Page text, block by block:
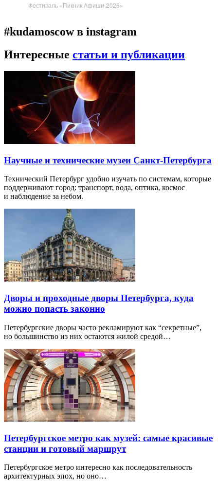
Фестиваль «Пикник Афиши-2026»
#kudamoscow в instagram
Интересные статьи и публикации
Научные и технические музеи Санкт-Петербурга
Технический Петербург удобно изучать по системам, которые
поддерживают город: транспорт, вода, оптика, космос
и наблюдение за небом.
Дворы и проходные дворы Петербурга, куда
можно попасть законно
Петербургские дворы часто рекламируют как “секретные”,
но большинство из них остаются жилой средой…
Петербургское метро как музей: самые красивые
станции и готовый маршрут
Петербургское метро интересно как последовательность
архитектурных эпох, но оно…